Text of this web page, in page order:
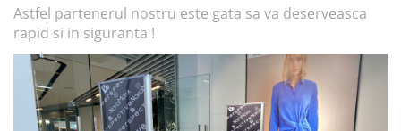
Astfel partenerul nostru este gata sa va deserveasca
rapid si in siguranta !